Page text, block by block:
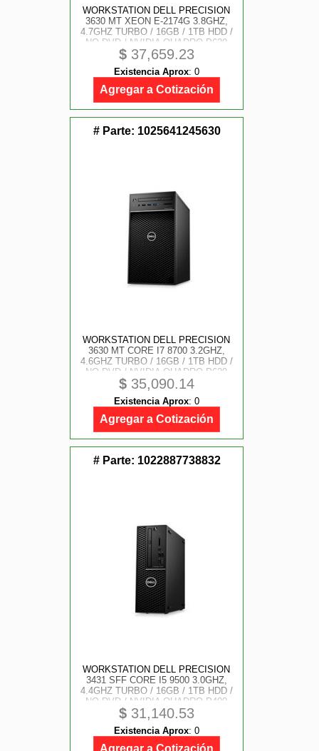
WORKSTATION DELL PRECISION
3630 MT XEON E-2174G 3.8GHZ,
4.7GHZ TURBO / 16GB / 1TB HDD /
NO DVD / NVIDIA QUADRO P620
2GB / WINDOWS 10 PRO /
GARANTIA 3 AÑOS
$ 37,659.23
Existencia Aprox: 0
Agregar a Cotización
# Parte: 1025641245630
WORKSTATION DELL PRECISION
3630 MT CORE I7 8700 3.2GHZ,
4.6GHZ TURBO / 16GB / 1TB HDD /
NO DVD / NVIDIA QUADRO P620
2GB / WINDOWS 10 PRO /
GARANTIA 3 AÑOS
$ 35,090.14
Existencia Aprox: 0
Agregar a Cotización
# Parte: 1022887738832
WORKSTATION DELL PRECISION
3431 SFF CORE I5 9500 3.0GHZ,
4.4GHZ TURBO / 16GB / 1TB HDD /
NO DVD / NVIDIA QUADRO P400
2GB / WINDOWS 10 PRO /
GARANTIA 3 A?OS
$ 31,140.53
Existencia Aprox: 0
Agregar a Cotización